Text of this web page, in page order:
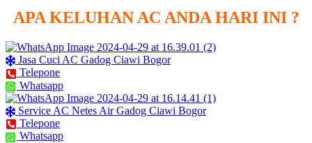
APA KELUHAN AC ANDA HARI INI ?
Jasa Cuci AC Gadog Ciawi Bogor
Telepone
Whatsapp
Service AC Netes Air Gadog Ciawi Bogor
Telepone
Whatsapp